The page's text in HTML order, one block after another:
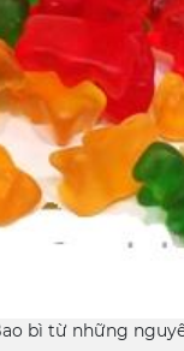
bì từ những